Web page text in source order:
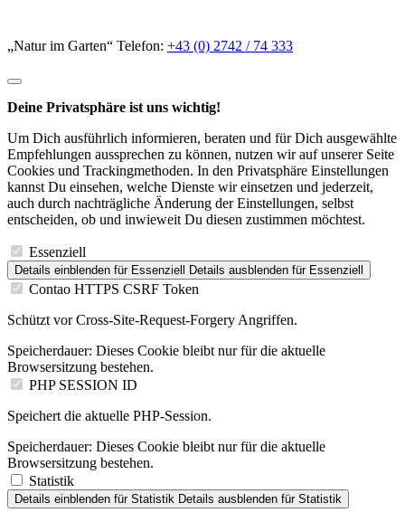
„Natur im Garten“ Telefon: +43 (0) 2742 / 74 333
Deine Privatsphäre ist uns wichtig!
Um Dich ausführlich informieren, beraten und für Dich ausgewählte
Empfehlungen aussprechen zu können, nutzen wir auf unserer Seite
Cookies und Trackingmethoden. In den Privatsphäre Einstellungen
kannst Du einsehen, welche Dienste wir einsetzen und jederzeit,
auch durch nachträgliche Änderung der Einstellungen, selbst
entscheiden, ob und inwieweit Du diesen zustimmen möchtest.
Essenziell
Details einblenden für Essenziell Details ausblenden für Essenziell
Contao HTTPS CSRF Token
Schützt vor Cross-Site-Request-Forgery Angriffen.
Speicherdauer: Dieses Cookie bleibt nur für die aktuelle
Browsersitzung bestehen.
PHP SESSION ID
Speichert die aktuelle PHP-Session.
Speicherdauer: Dieses Cookie bleibt nur für die aktuelle
Browsersitzung bestehen.
Statistik
Details einblenden für Statistik Details ausblenden für Statistik